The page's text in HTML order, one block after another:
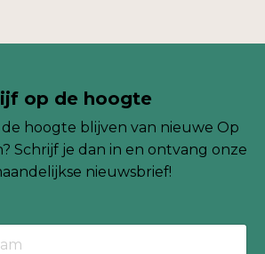
op de hoogte
hoogte blijven van nieuwe Op
Schrijf je dan in en ontvang onze
nieuwsbrief!